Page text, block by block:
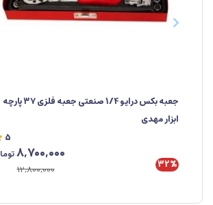
جعبه‌ بکس درایو 1/4 صنعتی جعبه فلزی ۳۷ پارچه
ابزار مهدی
5
32%
8,700,000
12,800,000